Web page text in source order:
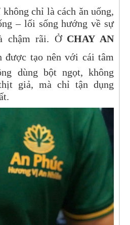
chỉ là cách ăn uống,
– lối sống hướng về sự
chậm rãi. Ở CHAY AN
được tạo nên với cái tâm
dùng bột ngọt, không
giả, mà chỉ tận dụng